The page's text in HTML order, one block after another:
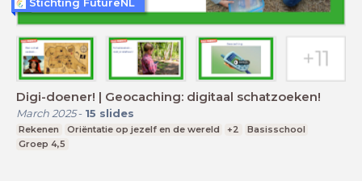
Digi-doener! | Geocaching: digitaal schatzoeken!
March 2025- 15 slides
Rekenen Oriëntatie op jezelf en de wereld +2
Basisschool
Groep 4,5